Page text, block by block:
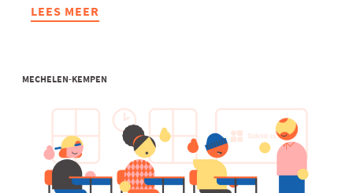
LEES MEER
ABOUT
KUNNEN
JAAR
35.000
LEERLINGEN
MECHELEN-KEMPEN